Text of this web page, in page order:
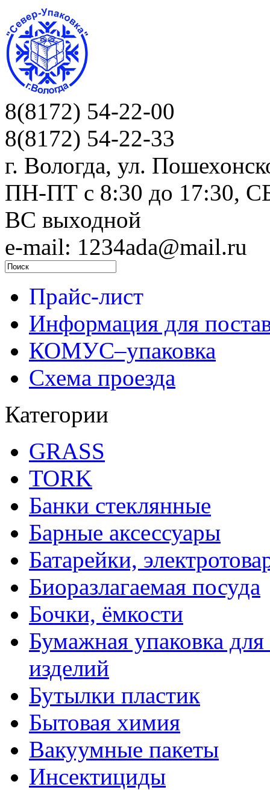
8(8172) 54-22-00
8(8172) 54-22-33
г. Вологда, ул.
ПН-ПТ c 8:30 до 17:30,
ВС выходной
e-mail: 1234ada@mail.ru
Прайс-лист
Информация для
КОМУС–упаковка
Схема проезда
Категории
GRASS
TORK
Банки стеклянные
Барные аксессуары
Батарейки,
Биоразлагаемая посуда
Бочки, ёмкости
Бумажная упаковка
изделий
Бутылки пластик
Бытовая химия
Вакуумные пакеты
Инсектициды